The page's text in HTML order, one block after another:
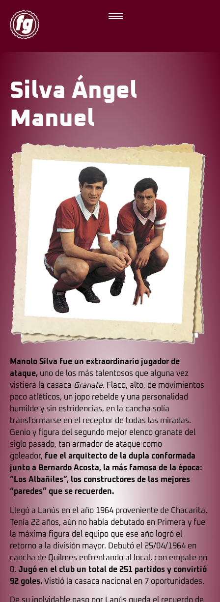
Silva Ángel
Manuel
Manolo Silva fue un extraordinario jugador de
ataque, uno de los más talentosos que alguna vez
vistiera la casaca Granate. Flaco, alto, de movimientos
poco atléticos, un jopo rebelde y una personalidad
humilde y sin estridencias, en la cancha solía
transformarse en el receptor de todas las miradas.
Genio y figura del segundo mejor elenco granate del
siglo pasado, tan armador de ataque como
goleador, fue el arquitecto de la dupla conformada
junto a Bernardo Acosta, la más famosa de la época:
“Los Albañiles”, los constructores de las mejores
“paredes” que se recuerden.
Llegó a Lanús en el año 1964 proveniente de Chacarita.
Tenía 22 años, aún no había debutado en Primera y fue
la máxima figura del equipo que ese año logró el
retorno a la división mayor. Debutó el 25/04/1964 en
cancha de Quilmes enfrentando al local, con empate en
0. Jugó en el club un total de 251 partidos y convirtió
92 goles. Vistió la casaca nacional en 7 oportunidades.
De su inolvidable paso por Lanús queda el recuerdo de